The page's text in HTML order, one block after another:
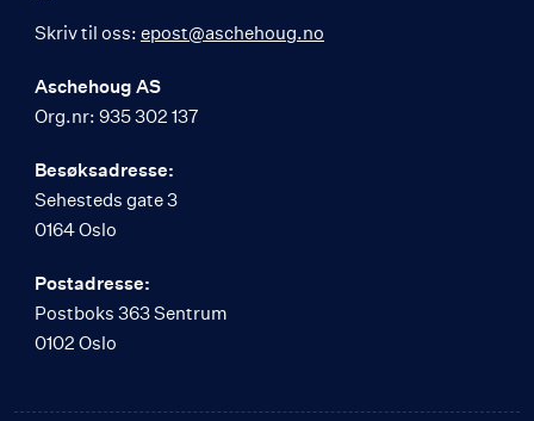
Skriv til oss: epost@aschehoug.no
Aschehoug AS
Org.nr: 935 302 137
Besøksadresse:
Sehesteds gate 3
0164 Oslo
Postadresse:
Postboks 363 Sentrum
0102 Oslo